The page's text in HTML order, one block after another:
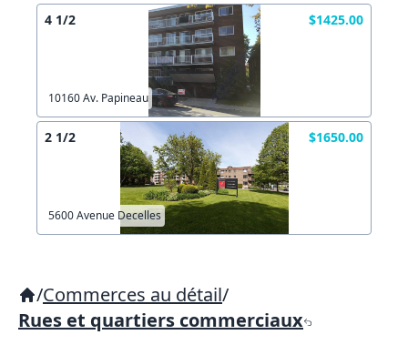
4 1/2 $1425.00
10160 Av. Papineau
2 1/2 $1650.00
5600 Avenue Decelles
/Commerces au détail/
Rues et quartiers commerciaux